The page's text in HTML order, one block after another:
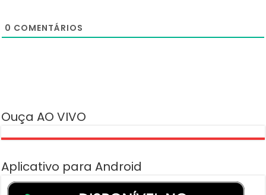
0 COMENTÁRIOS
Ouça AO VIVO
Aplicativo para Android